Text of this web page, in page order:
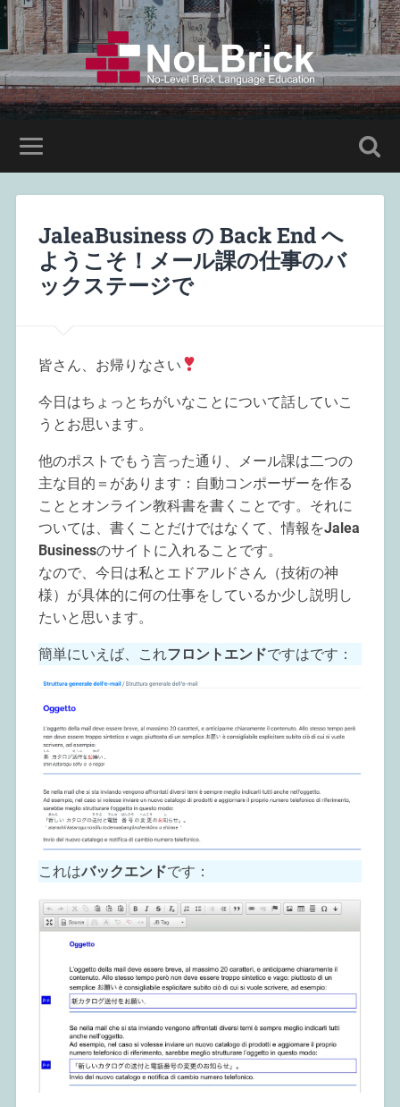
JaleaBusiness の Back End へ
ようこそ！メール課の仕事のバ
ックステージで
皆さん、お帰りなさい
今日はちょっとちがいなことについて話していこ
うとお思います。
他のポストでもう言った通り、メール課は二つの
主な目的＝があります：自動コンポーザーを作る
こととオンライン教科書を書くことです。それに
ついては、書くことだけではなくて、情報をJalea
Businessのサイトに入れることです。
なので、今日は私とエドアルドさん（技術の神
様）が具体的に何の仕事をしているか少し説明し
たいと思います。
簡単にいえば、これフロントエンドですはです：
これはバックエンドです：